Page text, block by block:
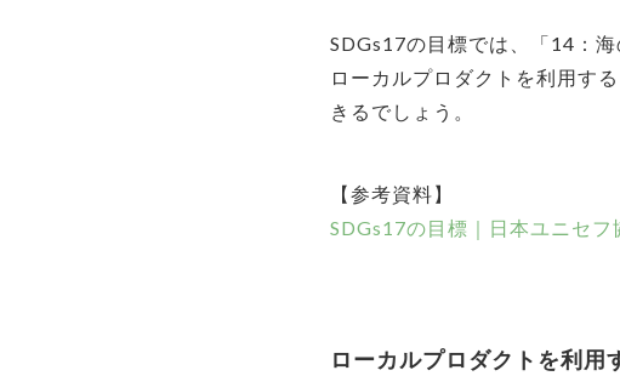
SDGs17の目標では、「14：
ローカルプロダクトを利用す
きるでしょう。
【参考資料】
SDGs17の目標｜日本ユニセフ
ローカルプロダクトを利用